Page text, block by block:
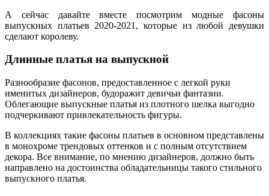
А сейчас давайте вместе посмотрим модные фасоны
выпускных платьев 2020-2021, которые из любой девушки
сделают королеву.
Длинные платья на выпускной
Разнообразие фасонов, предоставленное с легкой руки
именитых дизайнеров, будоражит девичьи фантазии.
Облегающие выпускные платья из плотного шелка выгодно
подчеркивают привлекательность фигуры.
В коллекциях такие фасоны платьев в основном представлены
в монохроме трендовых оттенков и с полным отсутствием
декора. Все внимание, по мнению дизайнеров, должно быть
направлено на достоинства обладательницы такого стильного
выпускного платья.